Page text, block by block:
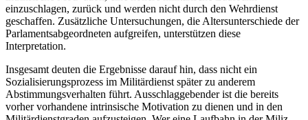
einzuschlagen, zurück und werden nicht durch den Wehrdienst
geschaffen. Zusätzliche Untersuchungen, die Altersunterschiede der
Parlamentsabgeordneten aufgreifen, unterstützen diese
Interpretation.
Insgesamt deuten die Ergebnisse darauf hin, dass nicht ein
Sozialisierungsprozess im Militärdienst später zu anderem
Abstimmungsverhalten führt. Ausschlaggebender ist die bereits
vorher vorhandene intrinsische Motivation zu dienen und in den